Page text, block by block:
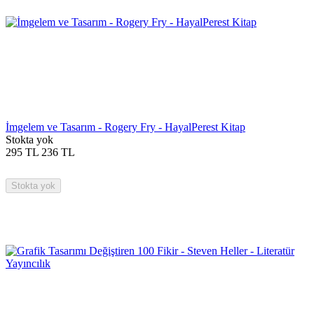
İmgelem ve Tasarım - Rogery Fry - HayalPerest Kitap
Stokta yok
295 TL 236 TL
Stokta yok